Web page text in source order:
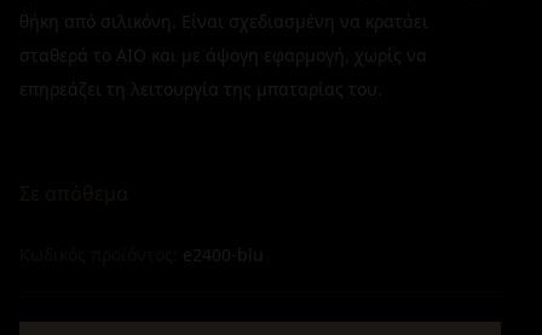
θήκη από σιλικόνη. Είναι σχεδιασμένη να κρατάει
σταθερά το AIO και με άψογη εφαρμογή, χωρίς να
επηρεάζει τη λειτουργία της μπαταρίας του.
e2400-blu